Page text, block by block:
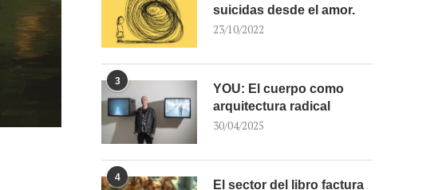
suicidas desde el amor.
23/10/2022
3
YOU: El cuerpo como
arquitectura radical
30/04/2025
4
El sector del libro factura